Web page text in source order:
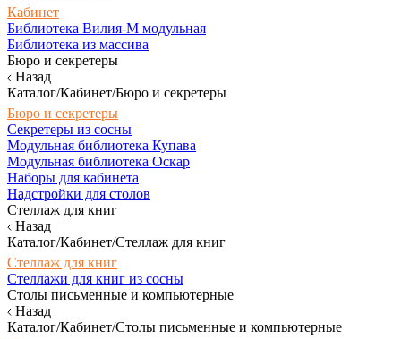
Кабинет
Библиотека Вилия-М модульная
Библиотека из массива
Бюро и секретеры
Назад
Каталог/Кабинет/Бюро и секретеры
Бюро и секретеры
Секретеры из сосны
Модульная библиотека Купава
Модульная библиотека Оскар
Наборы для кабинета
Надстройки для столов
Стеллаж для книг
Назад
Каталог/Кабинет/Стеллаж для книг
Стеллаж для книг
Стеллажи для книг из сосны
Столы письменные и компьютерные
Назад
Каталог/Кабинет/Столы письменные и компьютерные